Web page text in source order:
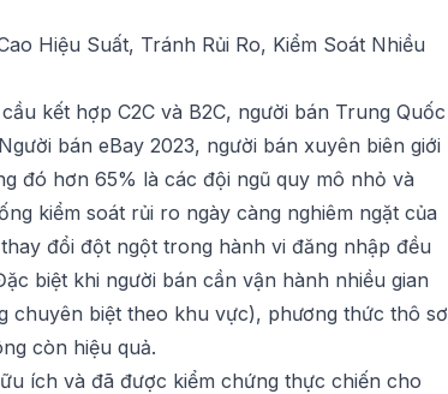
Hiệu Suất, Tránh Rủi Ro, Kiểm Soát Nhiều
kết hợp C2C và B2C, người bán Trung Quốc
bán eBay 2023, người bán xuyên biên giới
đó hơn 65% là các đội ngũ quy mô nhỏ và
kiểm soát rủi ro ngày càng nghiêm ngặt của
đổi đột ngột trong hành vi đăng nhập đều
biệt khi người bán cần vận hành nhiều gian
chuyên biệt theo khu vực), phương thức thô sơ
còn hiệu quả.
ích và đã được kiểm chứng thực chiến cho